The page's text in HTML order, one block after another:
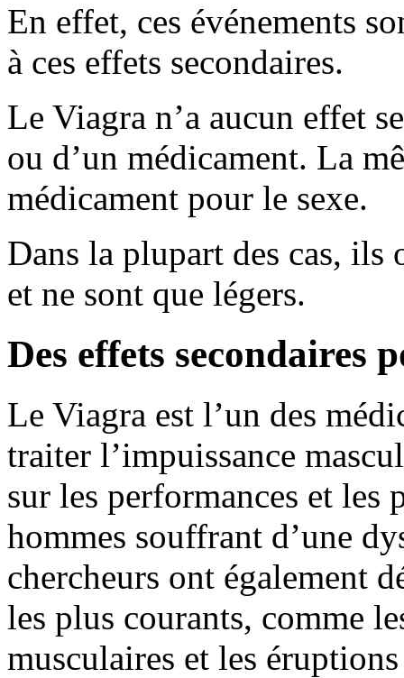
En effet, ces événements
à ces effets secondaires.
Le Viagra n’a aucun effet
ou d’un médicament. La
médicament pour le sexe.
Dans la plupart des cas,
et ne sont que légers.
Des effets secondaires
Le Viagra est l’un des
traiter l’impuissance
sur les performances et les
hommes souffrant d’une
chercheurs ont également
les plus courants, comme
musculaires et les